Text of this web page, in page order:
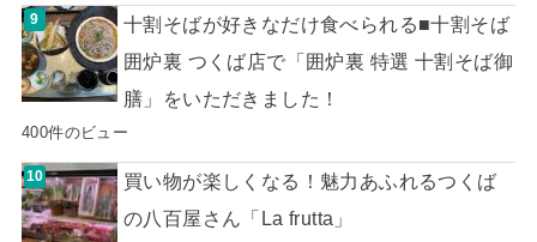
十割そばが好きなだけ食べられる■十割そば
囲炉裏 つくば店で「囲炉裏 特選 十割そば御
膳」をいただきました！
400件のビュー
買い物が楽しくなる！魅力あふれるつくば
の八百屋さん「La frutta」